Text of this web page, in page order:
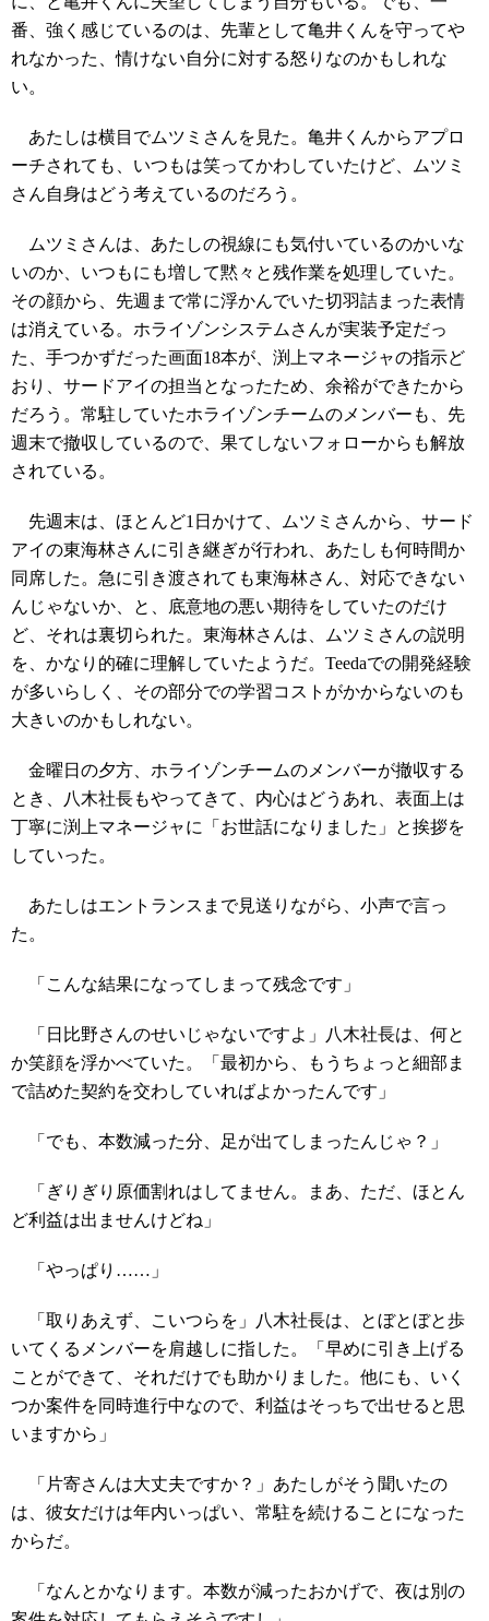
番、強く感じているのは、先輩として亀井くんを守ってや
れなかった、情けない自分に対する怒りなのかもしれな
い。
あたしは横目でムツミさんを見た。亀井くんからアプロ
ーチされても、いつもは笑ってかわしていたけど、ムツミ
さん自身はどう考えているのだろう。
ムツミさんは、あたしの視線にも気付いているのかいな
いのか、いつもにも増して黙々と残作業を処理していた。
その顔から、先週まで常に浮かんでいた切羽詰まった表情
は消えている。ホライゾンシステムさんが実装予定だっ
た、手つかずだった画面18本が、渕上マネージャの指示ど
おり、サードアイの担当となったため、余裕ができたから
だろう。常駐していたホライゾンチームのメンバーも、先
週末で撤収しているので、果てしないフォローからも解放
されている。
先週末は、ほとんど1日かけて、ムツミさんから、サード
アイの東海林さんに引き継ぎが行われ、あたしも何時間か
同席した。急に引き渡されても東海林さん、対応できない
んじゃないか、と、底意地の悪い期待をしていたのだけ
ど、それは裏切られた。東海林さんは、ムツミさんの説明
を、かなり的確に理解していたようだ。Teedaでの開発経験
が多いらしく、その部分での学習コストがかからないのも
大きいのかもしれない。
金曜日の夕方、ホライゾンチームのメンバーが撤収する
とき、八木社長もやってきて、内心はどうあれ、表面上は
丁寧に渕上マネージャに「お世話になりました」と挨拶を
していった。
あたしはエントランスまで見送りながら、小声で言っ
た。
「こんな結果になってしまって残念です」
「日比野さんのせいじゃないですよ」八木社長は、何と
か笑顔を浮かべていた。「最初から、もうちょっと細部ま
で詰めた契約を交わしていればよかったんです」
「でも、本数減った分、足が出てしまったんじゃ？」
「ぎりぎり原価割れはしてません。まあ、ただ、ほとん
ど利益は出ませんけどね」
「やっぱり……」
「取りあえず、こいつらを」八木社長は、とぼとぼと歩
いてくるメンバーを肩越しに指した。「早めに引き上げる
ことができて、それだけでも助かりました。他にも、いく
つか案件を同時進行中なので、利益はそっちで出せると思
いますから」
「片寄さんは大丈夫ですか？」あたしがそう聞いたの
は、彼女だけは年内いっぱい、常駐を続けることになった
からだ。
「なんとかなります。本数が減ったおかげで、夜は別の